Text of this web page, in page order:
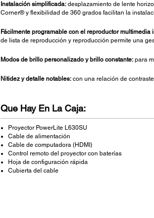
Instalación simplificada:desplazamiento de lente
Corner® y flexibilidad de 360 grados facilitan la
Fácilmente programable con el reproductor
de lista de reproducción y reproducción permite una
Modos de brillo personalizado y brillo constante:para
Nitidez y detalle notables:con una relación de
Que Hay En La Caja:
Proyector PowerLite L630SU
Cable de alimentación
Cable de computadora (HDMI)
Control remoto del proyector con baterías
Hoja de configuración rápida
Cubierta del cable